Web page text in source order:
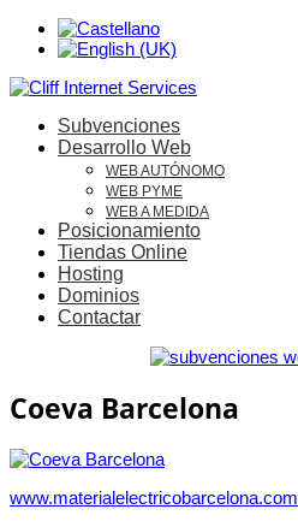
Subvenciones
Desarrollo Web
WEB AUTÓNOMO
WEB PYME
WEB A MEDIDA
Posicionamiento
Tiendas Online
Hosting
Dominios
Contactar
Coeva Barcelona
www.materialelectricobarcelona.com